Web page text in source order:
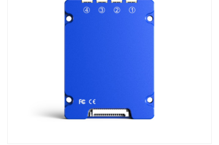
Italiano
日语